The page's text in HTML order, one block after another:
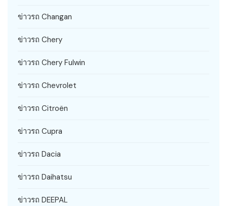
ข่าวรถ Changan
ข่าวรถ Chery
ข่าวรถ Chery Fulwin
ข่าวรถ Chevrolet
ข่าวรถ Citroën
ข่าวรถ Cupra
ข่าวรถ Dacia
ข่าวรถ Daihatsu
ข่าวรถ DEEPAL